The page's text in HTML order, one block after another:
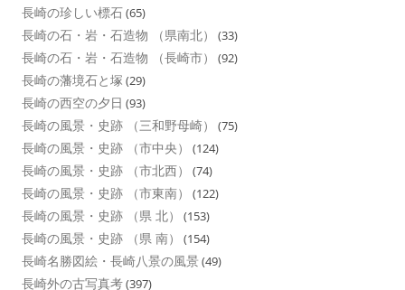
長崎の珍しい標石(65)
長崎の石・岩・石造物 （県南北） (33)
長崎の石・岩・石造物 （長崎市） (92)
長崎の藩境石と塚 (29)
長崎の西空の夕日 (93)
長崎の風景・史跡 （三和野母崎） (75)
長崎の風景・史跡 （市中央） (124)
長崎の風景・史跡 （市北西） (74)
長崎の風景・史跡 （市東南） (122)
長崎の風景・史跡 （県 北） (153)
長崎の風景・史跡 （県 南） (154)
長崎名勝図絵・長崎八景の風景 (49)
長崎外の古写真考(397)